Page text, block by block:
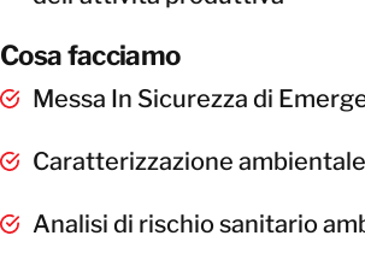
Cosa facciamo
Messa In Sicurezza di
Caratterizzazione ambientale
Analisi di rischio sanitario